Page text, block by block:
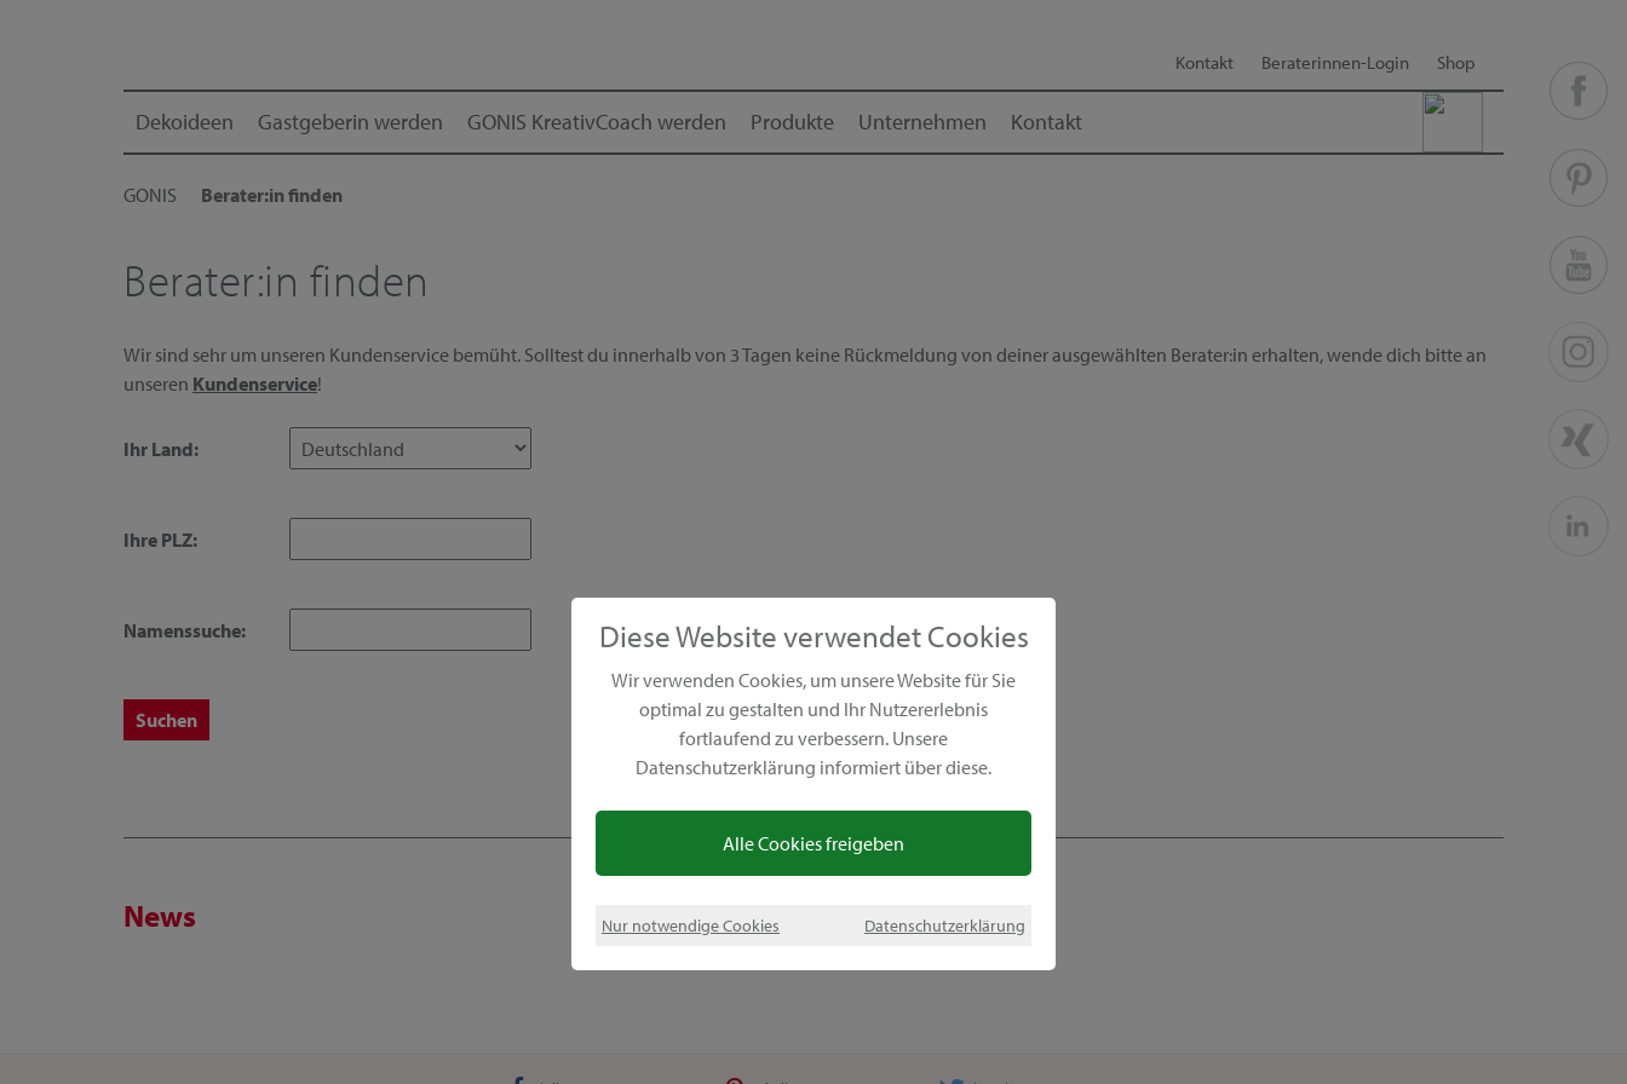
Diese Website verwendet Cookies
Wir verwenden Cookies, um unsere Website für Sie
optimal zu gestalten und Ihr Nutzererlebnis
fortlaufend zu verbessern. Unsere
Datenschutzerklärung informiert über diese.
Alle Cookies freigeben
Nur notwendige Cookies Datenschutzerklärung
Kontakt Beraterinnen-Login Shop
Dekoideen Gastgeberin werden GONIS KreativCoach werden Produkte Unternehmen Kontakt
GONIS Berater:in finden
Berater:in finden
Wir sind sehr um unseren Kundenservice bemüht. Solltest du innerhalb von 3 Tagen keine Rückmeldung von deiner ausgewählten Berater:in erhalten, wende dich bitte an
unseren Kundenservice!
Ihr Land:
Ihre PLZ:
Namenssuche:
News